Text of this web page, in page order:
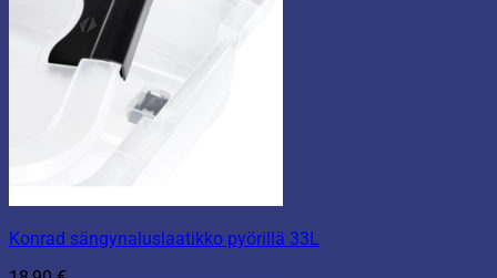
Konrad sängynaluslaatikko pyörillä 33L